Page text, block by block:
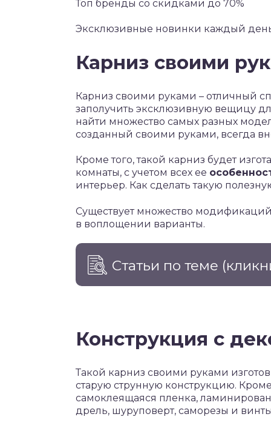
Топ бренды со скидками до 70%
Эксклюзивные новинки каждый
Карниз своими
Карниз своими руками – отличный
заполучить эксклюзивную вещицу
найти множество самых разных
созданный своими руками, всегда
Кроме того, такой карниз будет
комнаты, с учетом всех ее
интерьер. Как сделать такую
Существует множество
в воплощении варианты.
Статьи по теме
Конструкция с
Такой карниз своими руками
старую струнную конструкцию.
самоклеящаяся пленка,
дрель, шуруповерт, саморезы и